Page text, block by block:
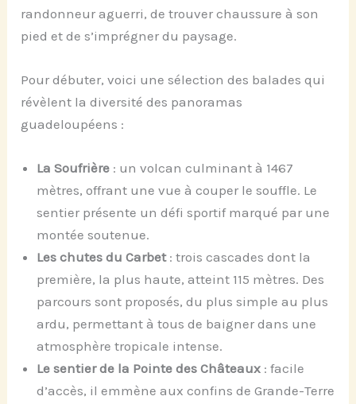
randonneur aguerri, de trouver chaussure à son
pied et de s’imprégner du paysage.
Pour débuter, voici une sélection des balades qui
révèlent la diversité des panoramas
guadeloupéens :
La Soufrière : un volcan culminant à 1467
mètres, offrant une vue à couper le souffle. Le
sentier présente un défi sportif marqué par une
montée soutenue.
Les chutes du Carbet: trois cascades dont la
première, la plus haute, atteint 115 mètres. Des
parcours sont proposés, du plus simple au plus
ardu, permettant à tous de baigner dans une
atmosphère tropicale intense.
Le sentier de la Pointe des Châteaux : facile
d’accès, il emmène aux confins de Grande-Terre